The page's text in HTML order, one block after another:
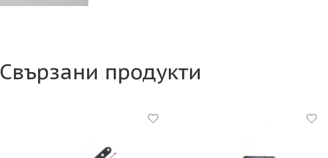
Свързани продукти